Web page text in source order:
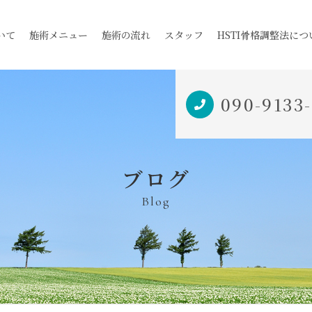
て 施術メニュー 施術の流れ スタッフ HSTI骨格調整法につ
ブログ
Blog
090-